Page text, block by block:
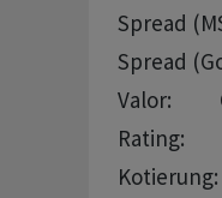
Spread
Spread
Valor:
Rating: